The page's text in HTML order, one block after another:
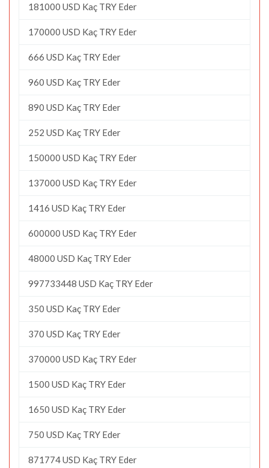
181000 USD Kaç TRY Eder
170000 USD Kaç TRY Eder
666 USD Kaç TRY Eder
960 USD Kaç TRY Eder
890 USD Kaç TRY Eder
252 USD Kaç TRY Eder
150000 USD Kaç TRY Eder
137000 USD Kaç TRY Eder
1416 USD Kaç TRY Eder
600000 USD Kaç TRY Eder
48000 USD Kaç TRY Eder
997733448 USD Kaç TRY Eder
350 USD Kaç TRY Eder
370 USD Kaç TRY Eder
370000 USD Kaç TRY Eder
1500 USD Kaç TRY Eder
1650 USD Kaç TRY Eder
750 USD Kaç TRY Eder
871774 USD Kaç TRY Eder